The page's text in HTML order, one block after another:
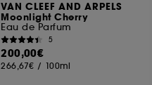
VAN CLEEF AND ARPELS
Moonlight Cherry
Eau de Parfum
5
200,00€
266,67€ / 100ml